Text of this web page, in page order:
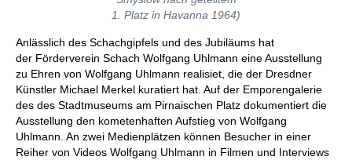
1. Platz in Havanna 1964)
Anlässlich des Schachgipfels und des Jubiläums hat
der Förderverein Schach Wolfgang Uhlmann eine Ausstellung
zu Ehren von Wolfgang Uhlmann realisiet, die der Dresdner
Künstler Michael Merkel kuratiert hat. Auf der Emporengalerie
des des Stadtmuseums am Pirnaischen Platz dokumentiert die
Ausstellung den kometenhaften Aufstieg von Wolfgang
Uhlmann. An zwei Medienplätzen können Besucher in einer
Reiher von Videos Wolfgang Uhlmann in Filmen und Interviews